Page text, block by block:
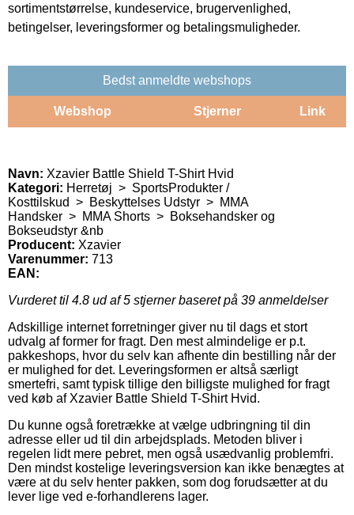
sortimentstørrelse, kundeservice, brugervenlighed,
betingelser, leveringsformer og betalingsmuligheder.
Bedst anmeldte webshops
Webshop Stjerner Link
Navn: Xzavier Battle Shield T-Shirt Hvid
Kategori: Herretøj > SportsProdukter /
Kosttilskud > Beskyttelses Udstyr > MMA
Handsker > MMA Shorts > Boksehandsker og
Bokseudstyr &nb
Producent: Xzavier
Varenummer: 713
EAN:
Vurderet til 4.8 ud af 5 stjerner baseret på 39 anmeldelser
Adskillige internet forretninger giver nu til dags et stort
udvalg af former for fragt. Den mest almindelige er p.t.
pakkeshops, hvor du selv kan afhente din bestilling når der
er mulighed for det. Leveringsformen er altså særligt
smertefri, samt typisk tillige den billigste mulighed for fragt
ved køb af Xzavier Battle Shield T-Shirt Hvid.
Du kunne også foretrække at vælge udbringning til din
adresse eller ud til din arbejdsplads. Metoden bliver i
regelen lidt mere pebret, men også usædvanlig problemfri.
Den mindst kostelige leveringsversion kan ikke benægtes at
være at du selv henter pakken, som dog forudsætter at du
lever lige ved e-forhandlerens lager.